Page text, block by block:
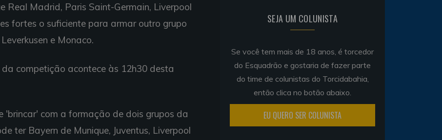
Real Madrid, Paris Saint-Germain, Liverpool
fortes o suficiente para armar outro grupo
e Monaco.
competição acontece às 12h30 desta
com a formação de dois grupos da
ter Bayern de Munique, Juventus, Liverpool
SEJA UM COLUNISTA
Se você tem mais de 18 anos, é torcedor
do Esquadrão e gostaria de fazer parte
do time de colunistas do Torcidabahia,
então clica no botão abaixo.
EU QUERO SER COLUNISTA